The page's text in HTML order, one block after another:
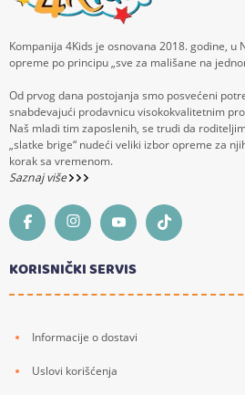
Kompanija 4Kids je osnovana 2018. godine, u
opreme po principu „sve za mališane na
Od prvog dana postojanja smo posvećeni
snabdevajući prodavnicu visokokvalitetnim
Naš mladi tim zaposlenih, se trudi da
„slatke brige“ nudeći veliki izbor opreme za
korak sa vremenom.
Saznaj više
KORISNIČKI SERVIS
Informacije o dostavi
Uslovi korišćenja